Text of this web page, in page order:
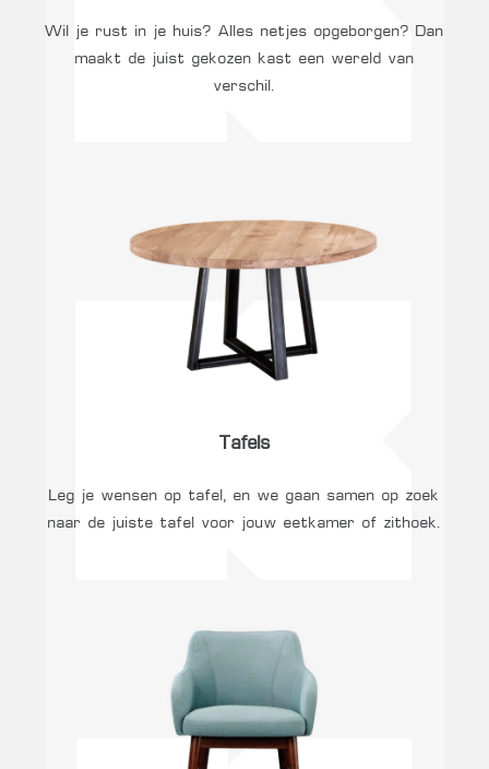
Wil je rust in je huis? Alles netjes opgeborgen? Dan
maakt de juist gekozen kast een wereld van
verschil.
Tafels
Leg je wensen op tafel, en we gaan samen op zoek
naar de juiste tafel voor jouw eetkamer of zithoek.